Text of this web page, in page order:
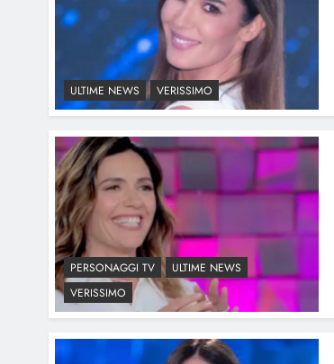
ULTIME NEWS VERISSIMO
PERSONAGGI TV
ULTIME NEWS
VERISSIMO